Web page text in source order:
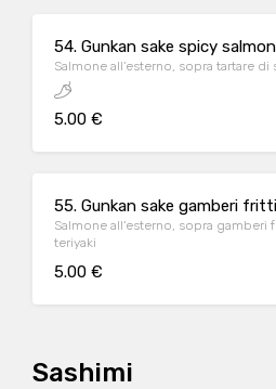
54. Gunkan sake spicy
Salmone all'esterno, sopra tartare
5.00 €
55. Gunkan sake gamberi fritti
Salmone all'esterno, sopra gamberi
teriyaki
5.00 €
Sashimi